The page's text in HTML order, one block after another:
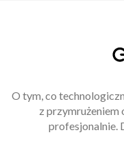
O tym, co
z przymrużeniem
profesjonalnie.